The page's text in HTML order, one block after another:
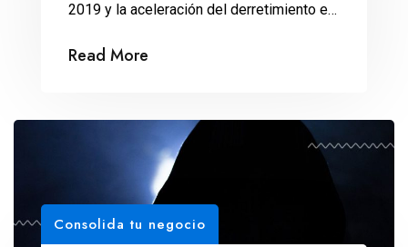
2019 y la aceleración del derretimiento en
en The New York Times, Think With Google
de Starship La nave espacial Starship de
Read More
Consolida tu negocio